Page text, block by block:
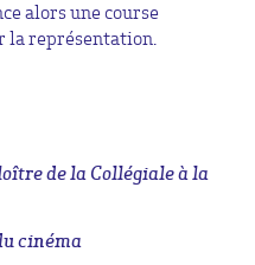
alors une course
la représentation.
de la Collégiale à la
cinéma